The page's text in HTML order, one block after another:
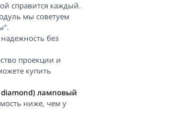
справится каждый.
мы советуем
без
проекции и
купить
ламповый
ниже, чем у